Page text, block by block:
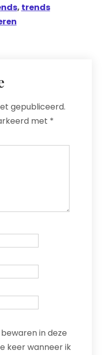
, trends
gepubliceerd.
met *
in deze
keer wanneer ik